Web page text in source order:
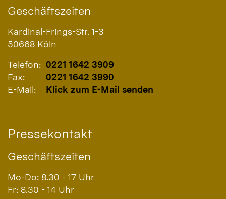
Geschäftszeiten
Kardinal-Frings-Str. 1-3
50668 Köln
Telefon: 0221 1642 3909
Fax:
0221 1642 3990
E-Mail:
Klick zum E-Mail senden
Pressekontakt
Geschäftszeiten
Mo-Do: 8.30 - 17 Uhr
Fr: 8.30 - 14 Uhr